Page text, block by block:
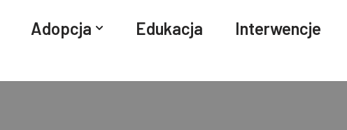
Adopcja Edukacja Interwencje